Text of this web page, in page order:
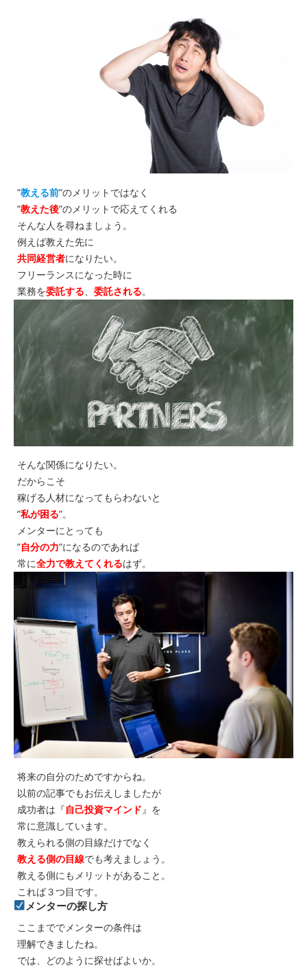
”教える前”のメリットではなく
”教えた後”のメリットで応えてくれる
そんな人を尋ねましょう。
例えば教えた先に
共同経営者になりたい。
フリーランスになった時に
業務を委託する 委託される。
そんな関係になりたい。
だからこそ
稼げる人材になってもらわないと
”私が困る”。
メンターにとっても
”自分の力”になるのであれば
常に全力で教えてくれるはず。
将来の自分のためですからね。
以前の記事でもお伝えしましたが
成功者は『自己投資マインド』を
常に意識しています。
教えられる側の目線だけでなく
教える側の目線でも考えましょう。
教える側にもメリットがあること。
これば３つ目です。
メンターの探し方
ここまででメンターの条件は
理解できましたね。
では、どのように探せばよいか。